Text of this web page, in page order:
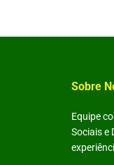
Sobre
Equipe
Sociais e